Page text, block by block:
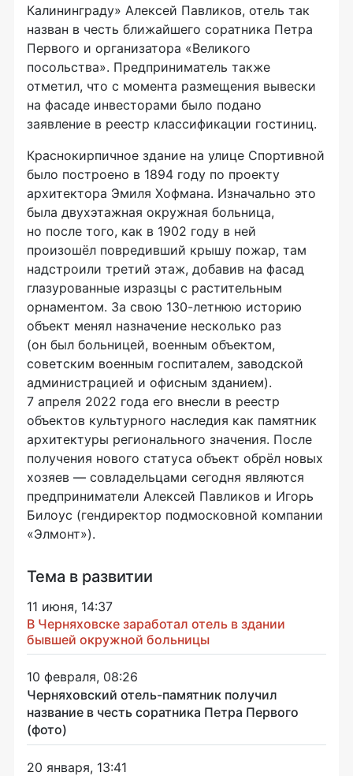
Калининграду» Алексей Павликов, отель так
назван в честь ближайшего соратника Петра
Первого и организатора «Великого
посольства». Предприниматель также
отметил, что с момента размещения вывески
на фасаде инвесторами было подано
заявление в реестр классификации гостиниц.
Краснокирпичное здание на улице Спортивной
было построено в 1894 году по проекту
архитектора Эмиля Хофмана. Изначально это
была двухэтажная окружная больница,
но после того, как в 1902 году в ней
произошёл повредивший крышу пожар, там
надстроили третий этаж, добавив на фасад
глазурованные изразцы с растительным
орнаментом. За свою 130-летнюю историю
объект менял назначение несколько раз
(он был больницей, военным объектом,
советским военным госпиталем, заводской
администрацией и офисным зданием).
7 апреля 2022 года его внесли в реестр
объектов культурного наследия как памятник
архитектуры регионального значения. После
получения нового статуса объект обрёл новых
хозяев — совладельцами сегодня являются
предприниматели Алексей Павликов и Игорь
Билоус (гендиректор подмосковной компании
«Элмонт»).
Тема в развитии
11 июня, 14:37
В Черняховске заработал отель в здании
бывшей окружной больницы
10 февраля, 08:26
Черняховский отель-памятник получил
название в честь соратника Петра Первого
(фото)
20 января, 13:41